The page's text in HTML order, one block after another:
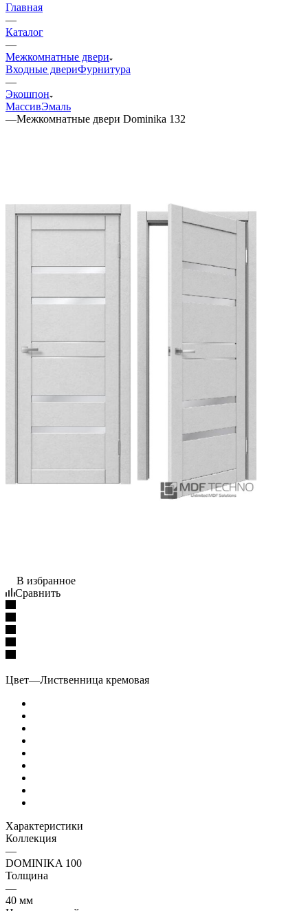
Главная
—
Каталог
—
Межкомнатные двери
Входные двериФурнитура
—
Экошпон
МассивЭмаль
—Межкомнатные двери Dominika 132
В избранное
Сравнить
Цвет—Лиственница кремовая
Характеристики
Коллекция
—
DOMINIKA 100
Толщина
—
40 мм